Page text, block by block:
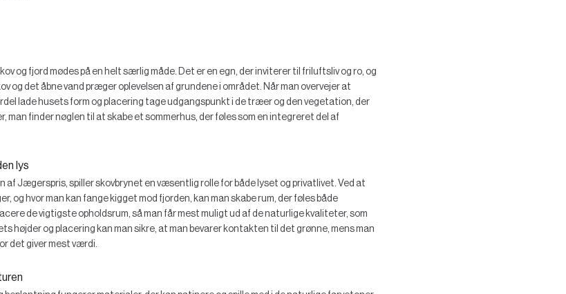
og fjord mødes på en helt særlig måde. Det er en egn, der inviterer til friluftsliv og ro, og
og det åbne vand præger oplevelsen af grundene i området. Når man overvejer at
lade husets form og placering tage udgangspunkt i de træer og den vegetation, der
man finder nøglen til at skabe et sommerhus, der føles som en integreret del af
lys
af Jægerspris, spiller skovbrynet en væsentlig rolle for både lyset og privatlivet. Ved at
og hvor man kan fange kigget mod fjorden, kan man skabe rum, der føles både
de vigtigste opholdsrum, så man får mest muligt ud af de naturlige kvaliteter, som
højder og placering kan man sikre, at man bevarer kontakten til det grønne, mens man
det giver mest værdi.